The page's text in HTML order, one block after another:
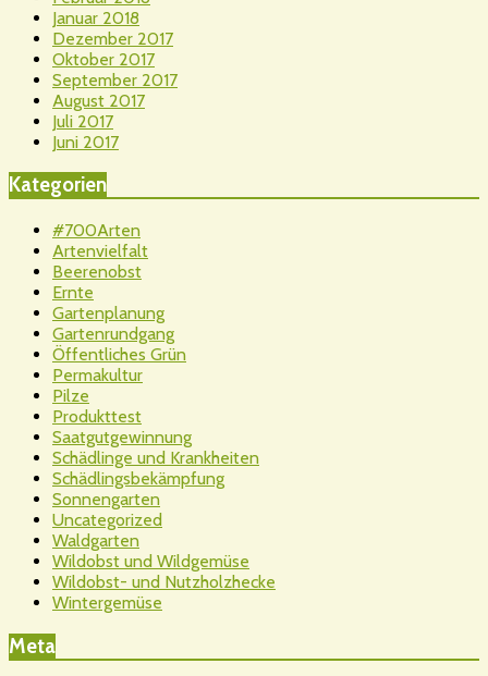
Januar 2018
Dezember 2017
Oktober 2017
September 2017
August 2017
Juli 2017
Juni 2017
Kategorien
#700Arten
Artenvielfalt
Beerenobst
Ernte
Gartenplanung
Gartenrundgang
Öffentliches Grün
Permakultur
Pilze
Produkttest
Saatgutgewinnung
Schädlinge und Krankheiten
Schädlingsbekämpfung
Sonnengarten
Uncategorized
Waldgarten
Wildobst und Wildgemüse
Wildobst- und Nutzholzhecke
Wintergemüse
Meta